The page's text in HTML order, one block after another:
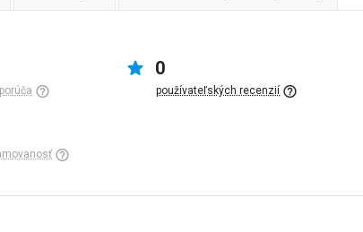
0
používateľských recenzií